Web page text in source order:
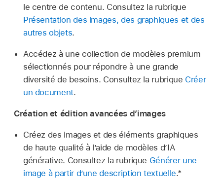
le centre de contenu. Consultez la rubrique
Présentation des images, des graphiques et des
autres objets.
Accédez à une collection de modèles premium
sélectionnés pour répondre à une grande
diversité de besoins. Consultez la rubrique Créer
un document.
Création et édition avancées d’images
Créez des images et des éléments graphiques
de haute qualité à l’aide de modèles d’IA
générative. Consultez la rubrique Générer une
image à partir d’une description textuelle.*